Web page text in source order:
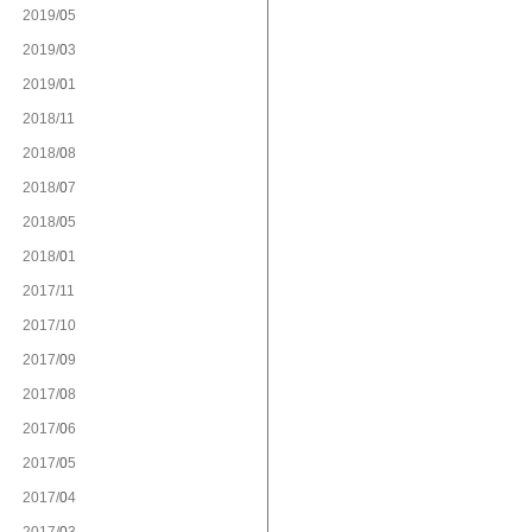
2019/ 5
2019/ 3
2019/ 1
2018/11
2018/ 8
2018/ 7
2018/ 5
2018/ 1
2017/11
2017/10
2017/ 9
2017/ 8
2017/ 6
2017/ 5
2017/ 4